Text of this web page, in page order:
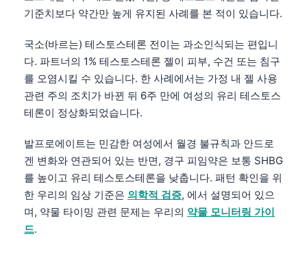
기준치보다 약간만 높게 유지된 사례를 본 적이 있습니다.
국소(바르는) 테스토스테론 전이는 과소인식되는 편입니
다. 파트너의 1% 테스토스테론 젤이 피부, 수건 또는 침구
를 오염시킬 수 있습니다. 한 사례에서는 가정 내 젤 사용
관련 주의 조치가 바뀐 뒤 6주 만에 여성의 유리 테스토스
테론이 정상화되었습니다.
발프로에이트는 민감한 여성에서 월경 불규칙과 안드로
겐 변화와 연관되어 있는 반면, 경구 피임약은 보통 SHBG
를 높이고 유리 테스토스테론을 낮춥니다. 패턴 확인을 위
한 우리의 임상 기준은 의학적 검증, 에서 설명되어 있으
며, 약물 타이밍 관련 문제는 우리의 약물 모니터링 가이
드.